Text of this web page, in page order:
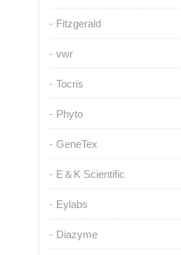
Fitzgerald
vwr
Tocris
Phyto
GeneTex
E＆K Scientific
Eylabs
Diazyme